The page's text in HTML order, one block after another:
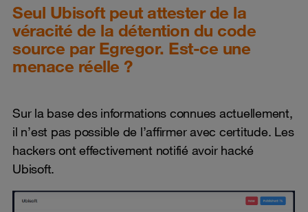
Seul Ubisoft peut attester de la
véracité de la détention du code
source par Egregor. Est-ce une
menace réelle ?
Sur la base des informations connues actuellement,
il n’est pas possible de l’affirmer avec certitude. Les
hackers ont effectivement notifié avoir hacké
Ubisoft.